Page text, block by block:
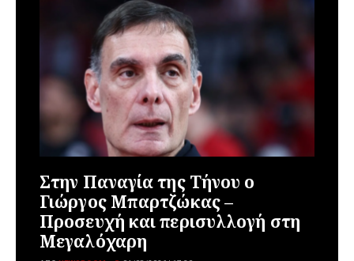
Στην Παναγία της Τήνου ο
Γιώργος Μπαρτζώκας –
Προσευχή και περισυλλογή στη
Μεγαλόχαρη